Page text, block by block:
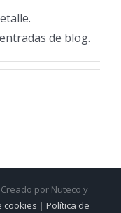
de blog.
Creado por Nuteco y
cookies | Política de